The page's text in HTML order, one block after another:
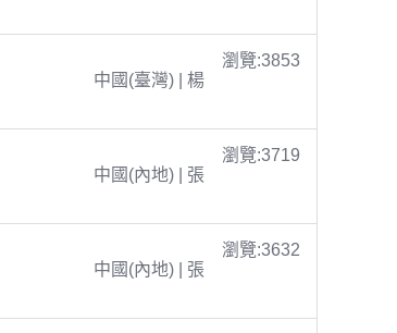
瀏覽:3853
中國(臺灣) | 楊
瀏覽:3719
中國(內地) | 張
瀏覽:3632
中國(內地) | 張